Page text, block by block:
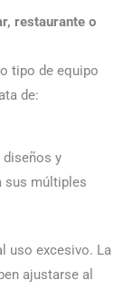
restaurante o
tipo de equipo
de:
diseños y
sus múltiples
uso excesivo. La
ajustarse al